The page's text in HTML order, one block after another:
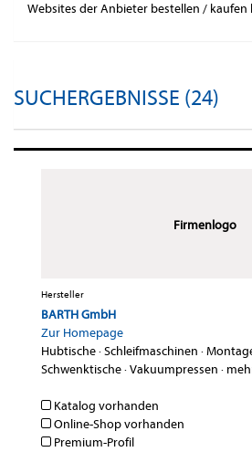
Websites der Anbieter bestellen / kaufen
SUCHERGEBNISSE (24)
Firmenlogo
Hersteller
BARTH GmbH
Zur Homepage
Hubtische·Schleifmaschinen ·
Schwenktische·Vakuumpressen ·
Katalog vorhanden
Online-Shop vorhanden
Premium-Profil